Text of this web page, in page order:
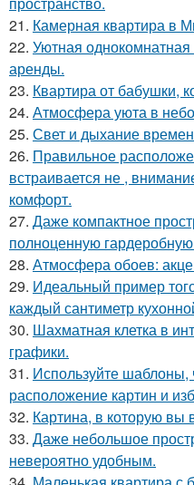
21. Камерная квартира в
22. Уютная однокомнатная
аренды.
23. Квартира от бабушки,
24. Атмосфера уюта в
25. Свет и дыхание
26. Правильное
встраивается не ,
комфорт.
27. Даже компактное
полноценную
28. Атмосфера обоев:
29. Идеальный пример
каждый сантиметр
30. Шахматная клетка в
графики.
31. Используйте шаблоны,
расположение картин и
32. Картина, в которую вы
33. Даже небольшое
невероятно удобным.